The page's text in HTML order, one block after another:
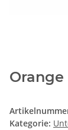
Orange
Kategorie: